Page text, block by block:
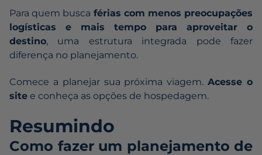
Para quem busca férias com menos preocupações
logísticas e mais tempo para aproveitar o
destino, uma estrutura integrada pode fazer
diferença no planejamento.
Comece a planejar sua próxima viagem.Acesse o
site e conheça as opções de hospedagem.
Resumindo
Como fazer um planejamento de